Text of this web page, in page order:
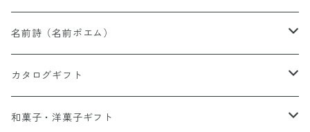
名前詩（名前ポエム）
有料オプション(額・詩・他）
名前詩追加オプション
和風デザイン
カタログギフト
総合カタログ
和菓子・洋菓子ギフト